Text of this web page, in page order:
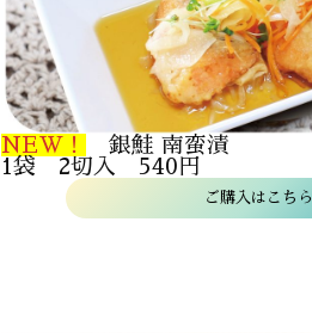
NEW！
銀鮭 南蛮漬
1袋 2切入 540円
ご購入はこちら